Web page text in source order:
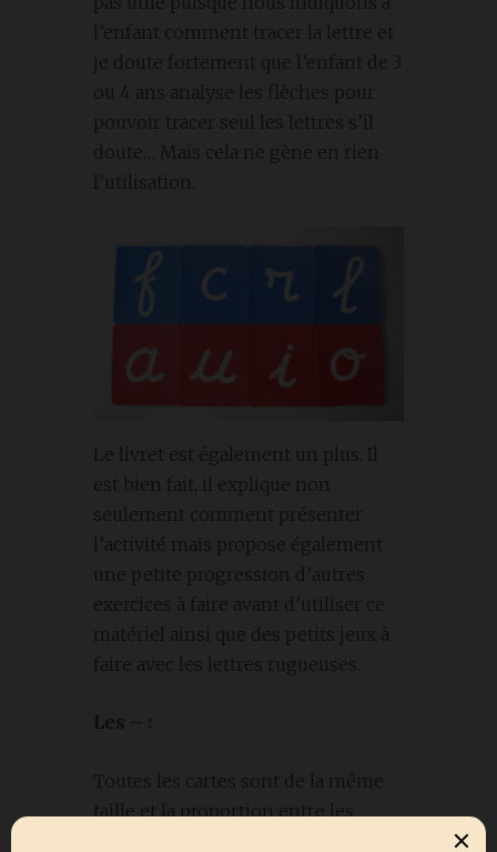
l’enfant comment tracer la lettre et
je doute fortement que l’enfant de 3
ou 4 ans analyse les flèches pour
pouvoir tracer seul les lettres s’il
doute… Mais cela ne gène en rien
l’utilisation.
Le livret est également un plus. Il
est bien fait, il explique non
seulement comment présenter
l’activité mais propose également
une petite progression d’autres
exercices à faire avant d’utiliser ce
matériel ainsi que des petits jeux à
faire avec les lettres rugueuses.
Les – :
Toutes les cartes sont de la même
taille et la proportion entre les